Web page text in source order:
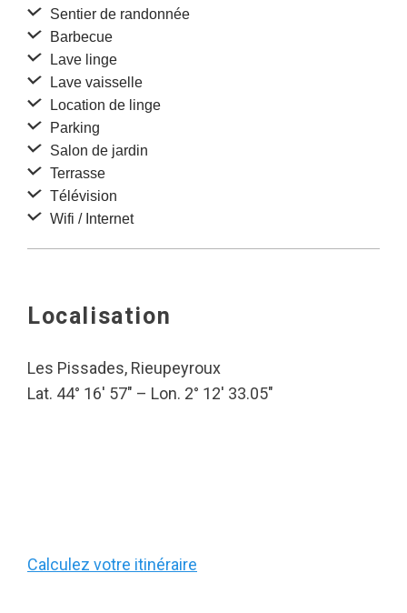
Sentier de randonnée
Barbecue
Lave linge
Lave vaisselle
Location de linge
Parking
Salon de jardin
Terrasse
Télévision
Wifi / Internet
Localisation
Les Pissades, Rieupeyroux
Lat. 44° 16′ 57″ – Lon. 2° 12′ 33.05″
Calculez votre itinéraire